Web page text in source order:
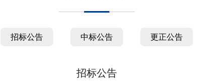
招标公告 中标公告 更正公告
招标公告